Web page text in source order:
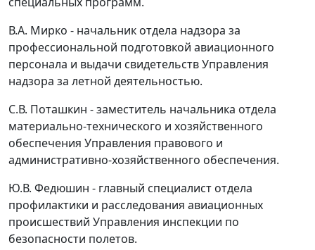
В.А. Мирко - начальник отдела надзора за
профессиональной подготовкой авиационного
персонала и выдачи свидетельств Управления
надзора за летной деятельностью.
С.В. Поташкин - заместитель начальника отдела
материально-технического и хозяйственного
обеспечения Управления правового и
административно-хозяйственного обеспечения.
Ю.В. Федюшин - главный специалист отдела
профилактики и расследования авиационных
происшествий Управления инспекции по
безопасности полетов.